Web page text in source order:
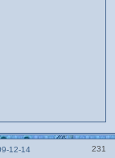
231
12-14